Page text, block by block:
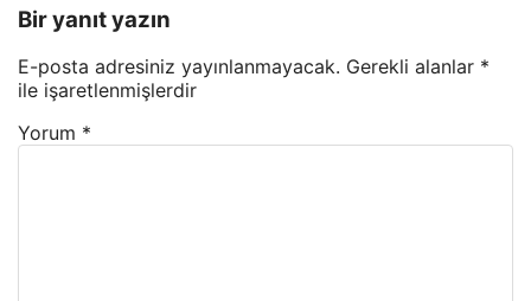
Bir yanıt yazın
E-posta adresiniz yayınlanmayacak. Gerekli alanlar *
ile işaretlenmişlerdir
Yorum *